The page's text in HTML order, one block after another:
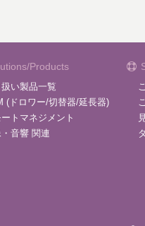
Products
い製品一覧
(ドロワー/切替器/延長器)
ートマネジメント
音響 関連